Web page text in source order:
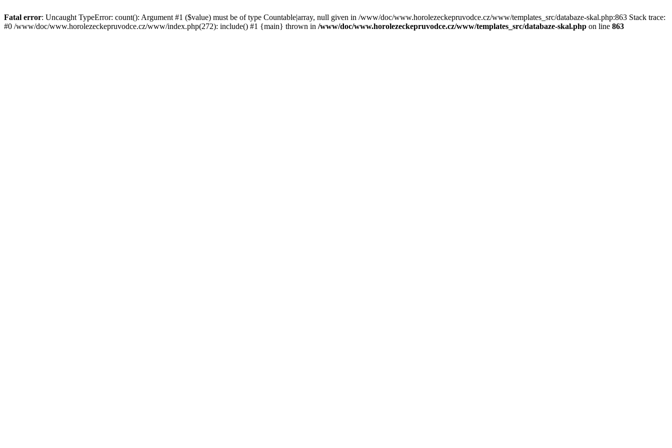
Fatal error: Uncaught TypeError: count(): Argument #1 ($value) must be of type Countable|array, null given in /www/doc/www.horolezeckepruvodce.cz/www/templates_src/databaze-skal.php:863 Stack trace:
#0 /www/doc/www.horolezeckepruvodce.cz/www/index.php(272): include() #1 {main} thrown in /www/doc/www.horolezeckepruvodce.cz/www/templates_src/databaze-skal.php on line 863